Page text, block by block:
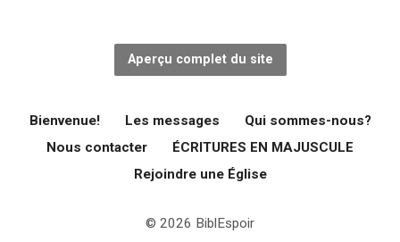
Aperçu complet du site
Bienvenue! Les messages
Qui sommes-nous?
Nous contacter
ÉCRITURES EN MAJUSCULE
Rejoindre une Église
© 2026 BiblEspoir